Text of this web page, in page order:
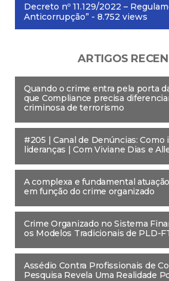
Decreto nº 11.129/2022 –
Anticorrupção” - 8.752 views
ARTIGOS
Quando o crime entra pela porta
que Compliance precisa
criminosa de terrorismo
#205 | Canal de Denúncias: Como
lideranças | Com Viviane Dias e
A complexa e fundamental
em função do crime organizado
Crime Organizado no Sistema
os Modelos Tradicionais de PLD-
Assédio Contra Profissionais de
Pesquisa Revela Uma Realidade